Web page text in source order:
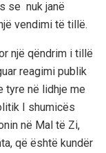
se nuk janë
vendimi të tillë.
një qëndrim i tillë
reagimi publik
tyre në lidhje me
I shumicës
në Mal të Zi,
që është kundër